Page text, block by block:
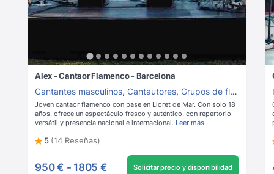
Alex - Cantaor Flamenco - Barcelona
Cantantes masculinos, Cantautores, Grupos de flamenco
Joven cantaor flamenco con base en Lloret de Mar. Con solo 18
años, ofrece un espectáculo fresco y auténtico, con repertorio
versátil y presencia nacional e internacional. Leer más
5 (14 Reseñas)
950 € - 1805 € Solicitar precio y disponibilidad